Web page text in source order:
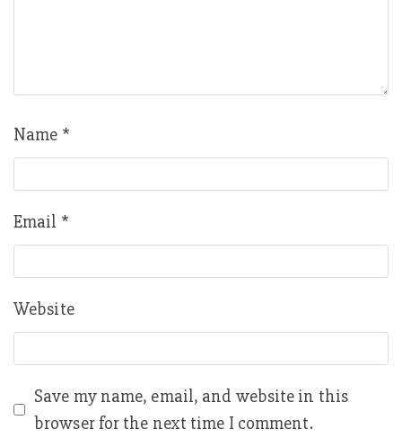
Name *
Email *
Website
Save my name, email, and website in this
browser for the next time I comment.